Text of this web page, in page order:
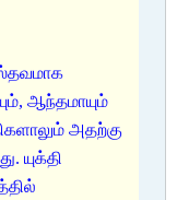
ஆந்தமாயும்
அதற்கு
யுக்தி